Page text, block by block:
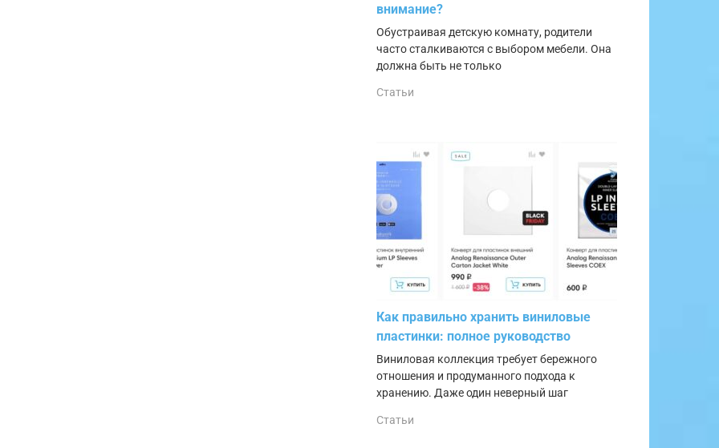
внимание?
Обустраивая детскую комнату, родители
часто сталкиваются с выбором мебели. Она
должна быть не только
Статьи
Как правильно хранить виниловые
пластинки: полное руководство
Виниловая коллекция требует бережного
отношения и продуманного подхода к
хранению. Даже один неверный шаг
Статьи